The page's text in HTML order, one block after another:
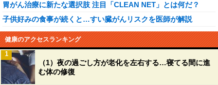
胃がん治療に新たな選択肢 注目「CLEAN NET」とは何だ？
子供好みの食事が続くと…すい臓がんリスクを医師が解説
健康のアクセスランキング
（1）夜の過ごし方が老化を左右する…寝てる間に進
む体の修復
1